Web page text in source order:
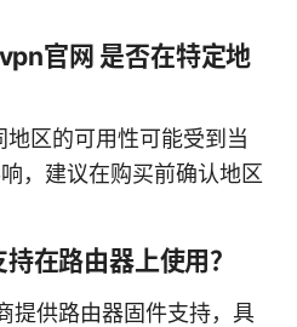
官网 是否在特定地
区的可用性可能受到当
，建议在购买前确认地区
在路由器上使用？
提供路由器固件支持，具